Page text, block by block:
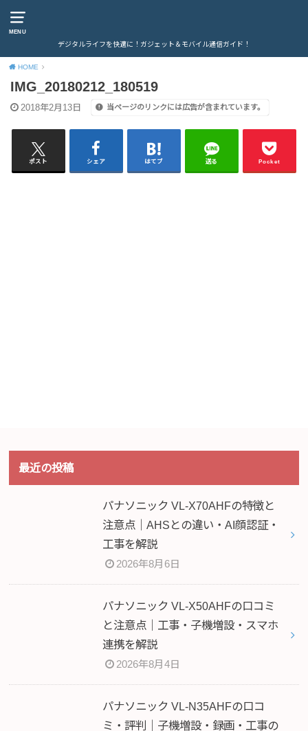
MENU
デジタルライフを快適に！ガジェット＆モバイル通信ガイド！
HOME
IMG_20180212_180519
2018年2月13日 当ページのリンクには広告が含まれています。
ポスト シェア はてブ 送る Pocket
最近の投稿
パナソニック VL-X70AHFの特徴と
注意点｜AHSとの違い・AI顔認証・
工事を解説
2026年8月6日
パナソニック VL-X50AHFの口コミ
と注意点｜工事・子機増設・スマホ
連携を解説
2026年8月4日
パナソニック VL-N35AHFの口コ
ミ・評判｜子機増設・録画・工事の